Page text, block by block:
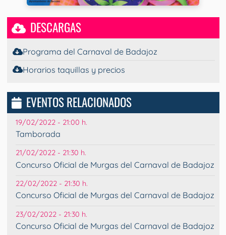
DESCARGAS
Programa del Carnaval de Badajoz
Horarios taquillas y precios
EVENTOS RELACIONADOS
19/02/2022 - 21:00 h.
Tamborada
21/02/2022 - 21:30 h.
Concurso Oficial de Murgas del Carnaval de Badajoz
22/02/2022 - 21:30 h.
Concurso Oficial de Murgas del Carnaval de Badajoz
23/02/2022 - 21:30 h.
Concurso Oficial de Murgas del Carnaval de Badajoz